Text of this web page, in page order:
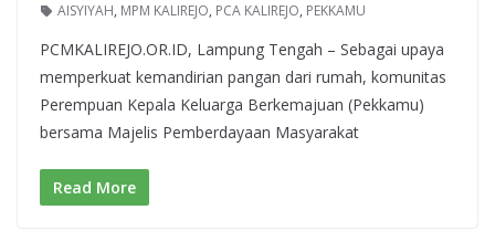
AISYIYAH, MPM KALIREJO, PCA KALIREJO, PEKKAMU
PCMKALIREJO.OR.ID, Lampung Tengah – Sebagai upaya
memperkuat kemandirian pangan dari rumah, komunitas
Perempuan Kepala Keluarga Berkemajuan (Pekkamu)
bersama Majelis Pemberdayaan Masyarakat
Read More